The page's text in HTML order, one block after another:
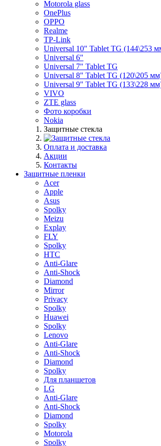
Motorola glass
OnePlus
OPPO
Realme
TP-Link
Universal 10" Tablet TG (144\253
Universal 6"
Universal 7" Tablet TG
Universal 8" Tablet TG (120\205
Universal 9" Tablet TG (133\228
VIVO
ZTE glass
Фото коробки
Nokia
Защитные стекла
Оплата и доставка
Акции
Контакты
Защитные пленки
Acer
Apple
Asus
Spolky
Meizu
Explay
FLY
Spolky
HTC
Anti-Glare
Anti-Shock
Diamond
Mirror
Privacy
Spolky
Huawei
Spolky
Lenovo
Anti-Glare
Anti-Shock
Diamond
Spolky
Для планшетов
LG
Anti-Glare
Anti-Shock
Diamond
Spolky
Motorola
Spolky